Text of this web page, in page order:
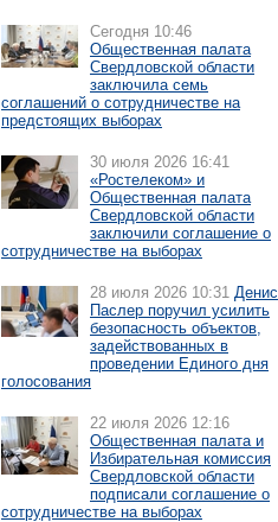
Сегодня 10:46
Общественная палата
Свердловской области
заключила семь
соглашений о сотрудничестве на
предстоящих выборах
30 июля 2026 16:41
«Ростелеком» и
Общественная палата
Свердловской области
заключили соглашение о
сотрудничестве на выборах
28 июля 2026 10:31 Денис
Паслер поручил усилить
безопасность объектов,
задействованных в
проведении Единого дня
голосования
22 июля 2026 12:16
Общественная палата и
Избирательная комиссия
Свердловской области
подписали соглашение о
сотрудничестве на выборах